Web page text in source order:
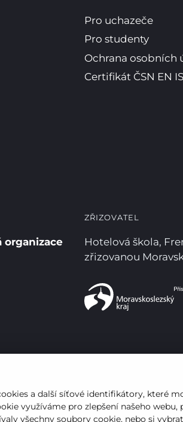
a další síťové identifikátory, které
využíváme pro zlepšení našeho
všechny soubory cookie, nebo si
Pro uchazeče
Pro studenty
Ochrana osobních
Certifikát ČSN EN
organizace
ZŘIZOVATEL
Hotelová škola,
zřizovanou